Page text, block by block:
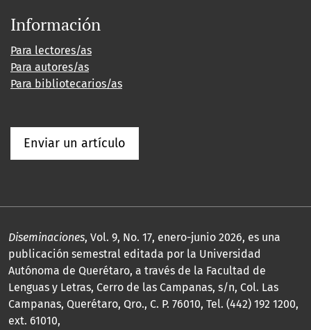
Información
Para lectores/as
Para autores/as
Para bibliotecarios/as
Enviar un artículo
Diseminaciones, Vol. 9, No. 17, enero-junio 2026, es una
publicación semestral editada por la Universidad
Autónoma de Querétaro, a través de la Facultad de
Lenguas y Letras, Cerro de las Campanas, s/n, Col. Las
Campanas, Querétaro, Qro., C. P. 76010, Tel. (442) 192 1200,
ext. 61010,